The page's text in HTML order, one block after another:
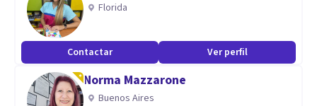
Florida
Contactar Ver perfil
Norma Mazzarone
Buenos Aires